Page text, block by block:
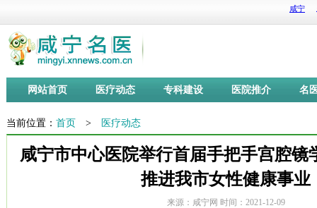
网站首页 医疗动态 专科建设 医院推介 名
当前位置： 首页 > 医疗动态
咸宁市中心医院举行首届手把手宫腔镜
推进我市女性健康事业
来源：咸宁网 时间：2021-12-09